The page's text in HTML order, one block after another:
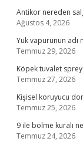
Antikor nereden
Ağustos 4, 2026
Yük vapurunun adı
Temmuz 29, 2026
Köpek tuvalet
Temmuz 27, 2026
Kişisel koruyucu
Temmuz 25, 2026
9 ile bölme kuralı
Temmuz 24, 2026